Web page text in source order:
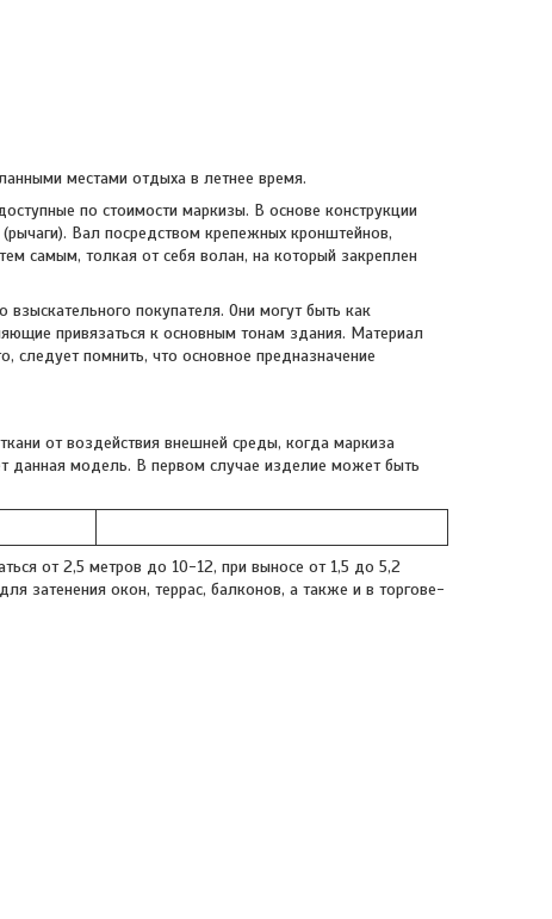
местами отдыха в летнее время.
по стоимости маркизы. В основе конструкции
Вал посредством крепежных кронштейнов,
самым, толкая от себя волан, на который закреплен
покупателя. Они могут быть как
привязаться к основным тонам здания. Материал
следует помнить, что основное предназначение
от воздействия внешней среды, когда маркиза
данная модель. В первом случае изделие может быть
от 2,5 метров до 10-12, при выносе от 1,5 до 5,2
затенения окон, террас, балконов, а также и в торгове-